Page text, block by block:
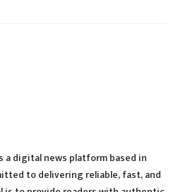
a digital news platform based in
to delivering reliable, fast, and